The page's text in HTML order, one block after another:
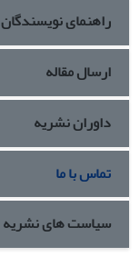
راهنمای نویسندگان
ارسال مقاله
داوران نشریه
تماس با ما
سیاست های نشریه